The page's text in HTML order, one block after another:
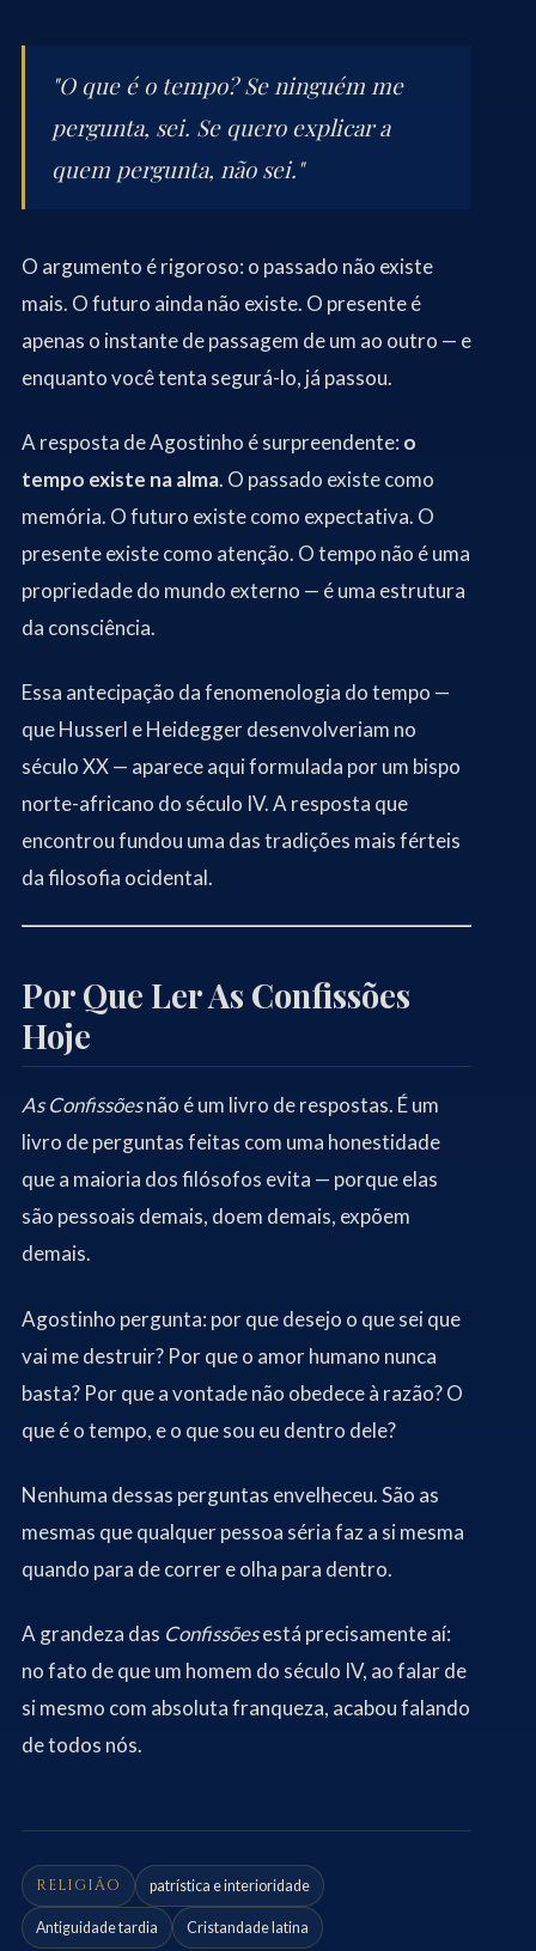
"O que é o tempo? Se ninguém me
pergunta, sei. Se quero explicar a
quem pergunta, não sei."
O argumento é rigoroso: o passado não existe
mais. O futuro ainda não existe. O presente é
apenas o instante de passagem de um ao outro — e
enquanto você tenta segurá-lo, já passou.
A resposta de Agostinho é surpreendente: o
tempo existe na alma. O passado existe como
memória. O futuro existe como expectativa. O
presente existe como atenção. O tempo não é uma
propriedade do mundo externo — é uma estrutura
da consciência.
Essa antecipação da fenomenologia do tempo —
que Husserl e Heidegger desenvolveriam no
século XX — aparece aqui formulada por um bispo
norte-africano do século IV. A resposta que
encontrou fundou uma das tradições mais férteis
da filosofia ocidental.
Por Que Ler As Confissões
Hoje
As Confissõesnão é um livro de respostas. É um
livro de perguntas feitas com uma honestidade
que a maioria dos filósofos evita — porque elas
são pessoais demais, doem demais, expõem
demais.
Agostinho pergunta: por que desejo o que sei que
vai me destruir? Por que o amor humano nunca
basta? Por que a vontade não obedece à razão? O
que é o tempo, e o que sou eu dentro dele?
Nenhuma dessas perguntas envelheceu. São as
mesmas que qualquer pessoa séria faz a si mesma
quando para de correr e olha para dentro.
A grandeza das Confissõesestá precisamente aí:
no fato de que um homem do século IV, ao falar de
si mesmo com absoluta franqueza, acabou falando
de todos nós.
RELIGIÃO patrística e interioridade
Antiguidade tardia Cristandade latina